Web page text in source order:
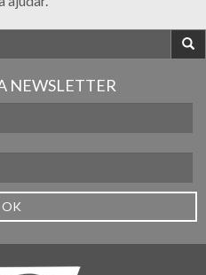
NEWSLETTER
OK